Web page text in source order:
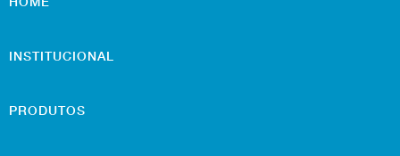
INSTITUCIONAL
PRODUTOS